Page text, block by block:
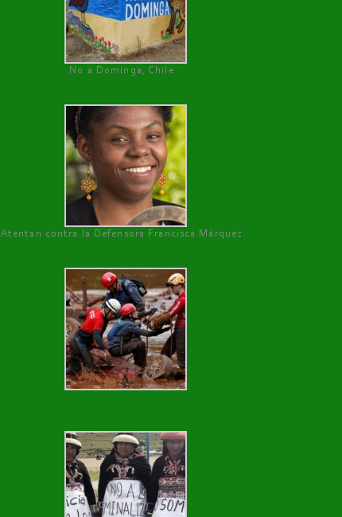
No a Dominga, Chile
Atentan contra la Defensora Francisca Márquez